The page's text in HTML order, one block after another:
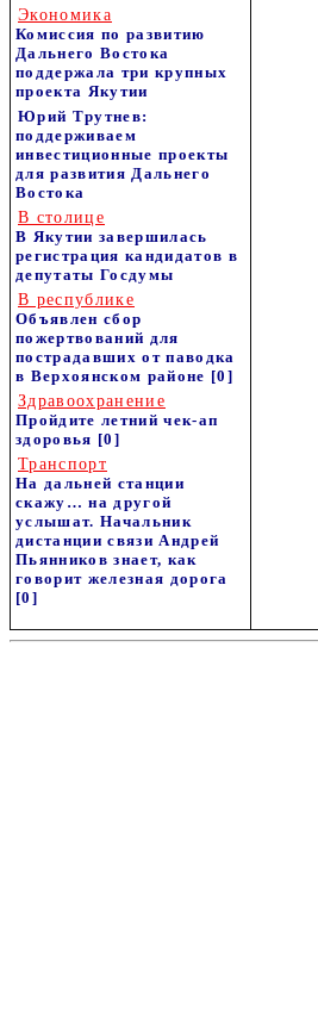
Экономика
Комиссия по развитию
Дальнего Востока
поддержала три крупных
проекта Якутии
Юрий Трутнев:
поддерживаем
инвестиционные проекты
для развития Дальнего
Востока
В столице
В Якутии завершилась
регистрация кандидатов в
депутаты Госдумы
В республике
Объявлен сбор
пожертвований для
пострадавших от паводка
в Верхоянском районе [0]
Здравоохранение
Пройдите летний чек-ап
здоровья [0]
Транспорт
На дальней станции
скажу… на другой
услышат. Начальник
дистанции связи Андрей
Пьянников знает, как
говорит железная дорога
[0]